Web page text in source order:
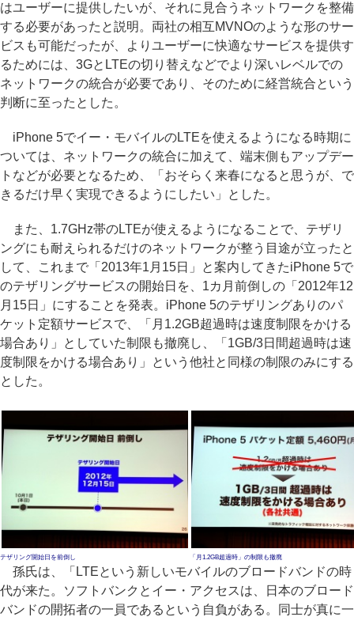
はユーザーに提供したいが、それに見合うネットワークを整備
する必要があったと説明。両社の相互MVNOのような形のサー
ビスも可能だったが、よりユーザーに快適なサービスを提供す
るためには、3GとLTEの切り替えなどでより深いレベルでの
ネットワークの統合が必要であり、そのために経営統合という
判断に至ったとした。
iPhone 5でイー・モバイルのLTEを使えるようになる時期に
ついては、ネットワークの統合に加えて、端末側もアップデー
トなどが必要となるため、「おそらく来春になると思うが、で
きるだけ早く実現できるようにしたい」とした。
また、1.7GHz帯のLTEが使えるようになることで、テザリ
ングにも耐えられるだけのネットワークが整う目途が立ったと
して、これまで「2013年1月15日」と案内してきたiPhone 5で
のテザリングサービスの開始日を、1カ月前倒しの「2012年12
月15日」にすることを発表。iPhone 5のテザリングありのパ
ケット定額サービスで、「月1.2GB超過時は速度制限をかける
場合あり」としていた制限も撤廃し、「1GB/3日間超過時は速
度制限をかける場合あり」という他社と同様の制限のみにする
とした。
テザリング開始日を前倒し 「月1.2GB超過時」の制限も撤廃
孫氏は、「LTEという新しいモバイルのブロードバンドの時
代が来た。ソフトバンクとイー・アクセスは、日本のブロード
バンドの開拓者の一員であるという自負がある。同士が真に一